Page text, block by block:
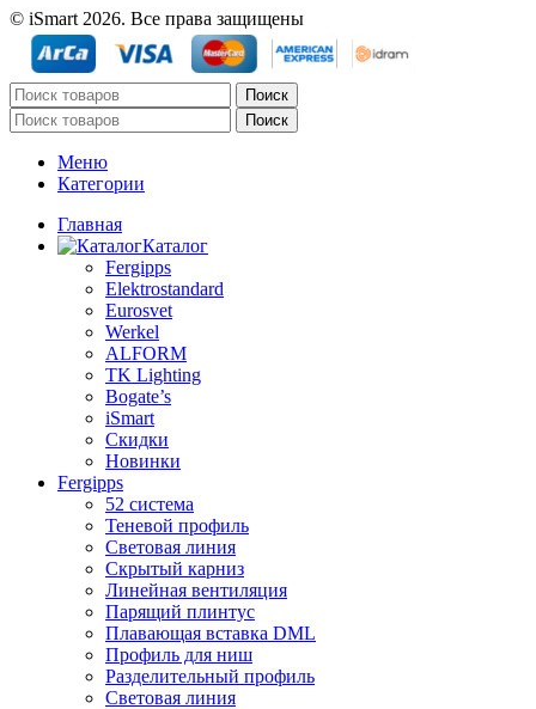
© iSmart 2026. Все права защищены
Поиск
Поиск
Меню
Категории
Главная
Каталог
Fergipps
Elektrostandard
Eurosvet
Werkel
ALFORM
TK Lighting
Bogate’s
iSmart
Скидки
Новинки
Fergipps
52 система
Теневой профиль
Световая линия
Скрытый карниз
Линейная вентиляция
Парящий плинтус
Плавающая вставка DML
Профиль для ниш
Разделительный профиль
Световая линия